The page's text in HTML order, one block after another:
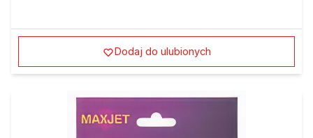
Dodaj do ulubionych